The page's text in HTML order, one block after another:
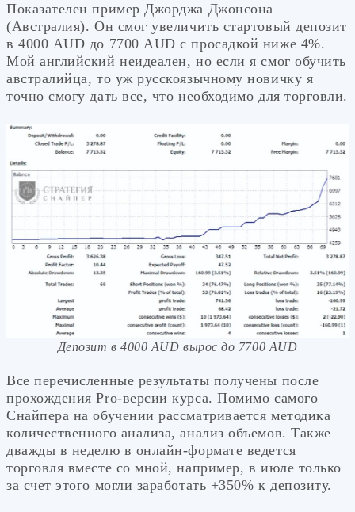
Показателен пример Джорджа Джонсона
(Австралия). Он смог увеличить стартовый депозит
в 4000 AUD до 7700 AUD с просадкой ниже 4%.
Мой английский неидеален, но если я смог обучить
австралийца, то уж русскоязычному новичку я
точно смогу дать все, что необходимо для торговли.
Депозит в 4000 AUD вырос до 7700 AUD
Все перечисленные результаты получены после
прохождения Pro-версии курса. Помимо самого
Снайпера на обучении рассматривается методика
количественного анализа, анализ объемов. Также
дважды в неделю в онлайн-формате ведется
торговля вместе со мной, например, в июле только
за счет этого могли заработать +350% к депозиту.